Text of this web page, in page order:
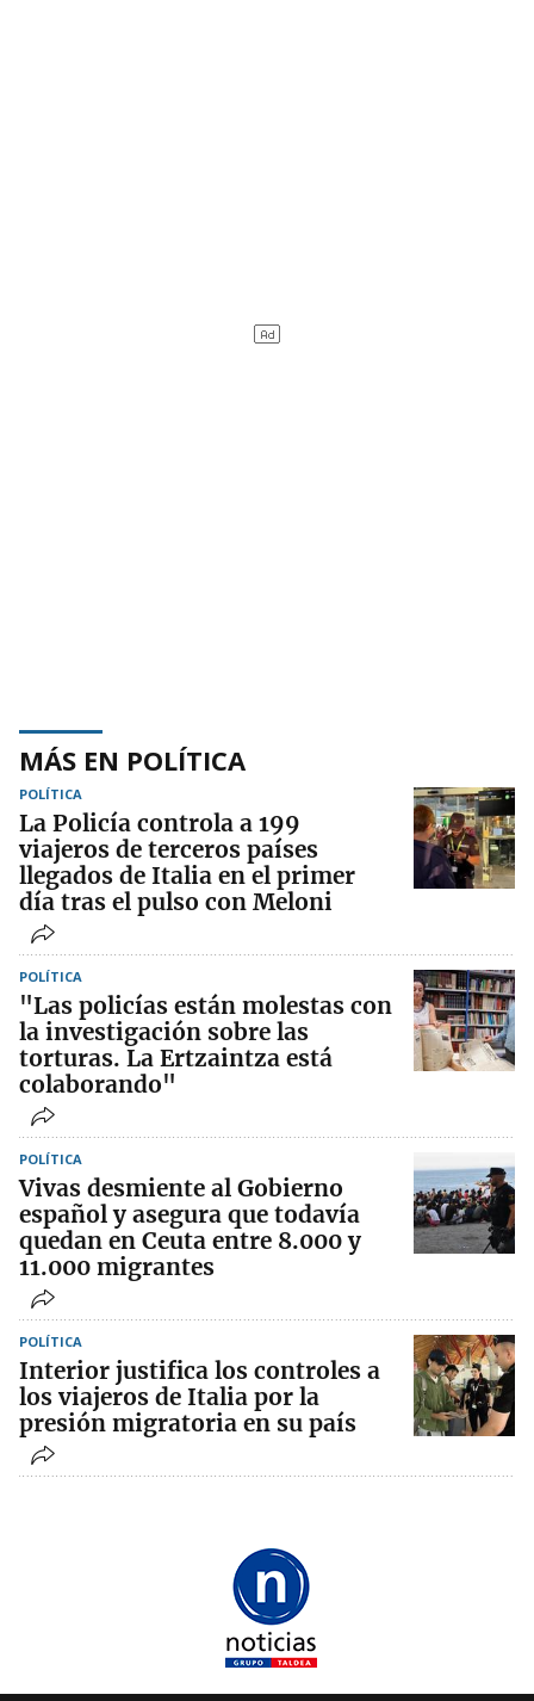
MÁS EN POLÍTICA
POLÍTICA
La Policía controla a 199
viajeros de terceros países
llegados de Italia en el primer
día tras el pulso con Meloni
POLÍTICA
"Las policías están molestas con
la investigación sobre las
torturas. La Ertzaintza está
colaborando"
POLÍTICA
Vivas desmiente al Gobierno
español y asegura que todavía
quedan en Ceuta entre 8.000 y
11.000 migrantes
POLÍTICA
Interior justifica los controles a
los viajeros de Italia por la
presión migratoria en su país